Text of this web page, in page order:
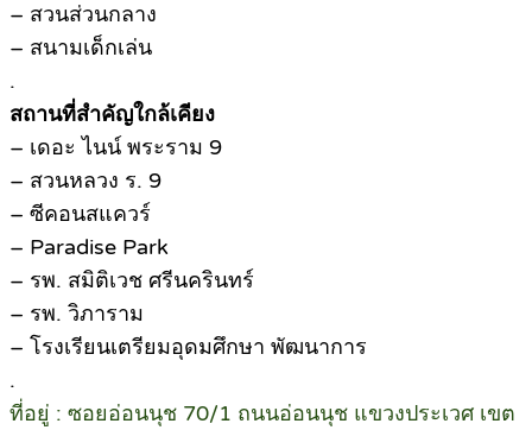
– สวนส่วนกลาง
– สนามเด็กเล่น
.
สถานที่สำคัญใกล้เคียง
– เดอะ ไนน์ พระราม 9
– สวนหลวง ร. 9
– ซีคอนสแควร์
– Paradise Park
– รพ. สมิติเวช ศรีนครินทร์
– รพ. วิภาราม
– โรงเรียนเตรียมอุดมศึกษา พัฒนาการ
.
ที่อยู่ : ซอยอ่อนนุช 70/1 ถนนอ่อนนุช แขวงประเวศ เขต